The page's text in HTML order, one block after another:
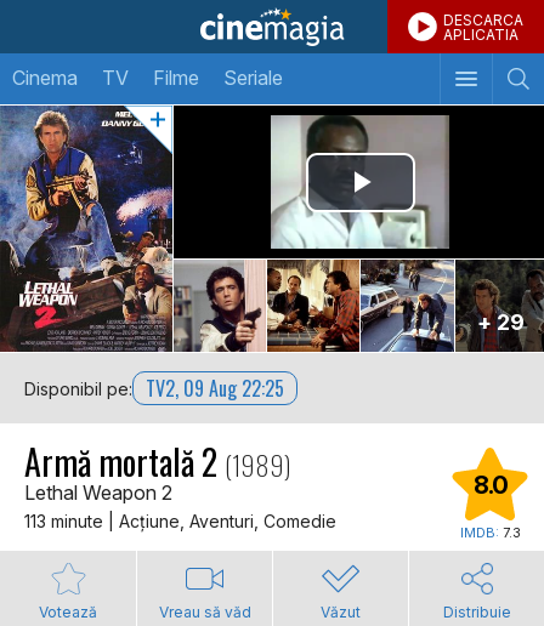
DESCARCA
APLICATIA
Cinema TV Filme Seriale
+ 29
Disponibil pe: TV2, 09 Aug 22:25
Armă mortală 2 (1989)
Lethal Weapon 2
113 minute | Acţiune, Aventuri, Comedie
8.0
IMDB: 7.3
Votează Vreau să văd Văzut Distribuie